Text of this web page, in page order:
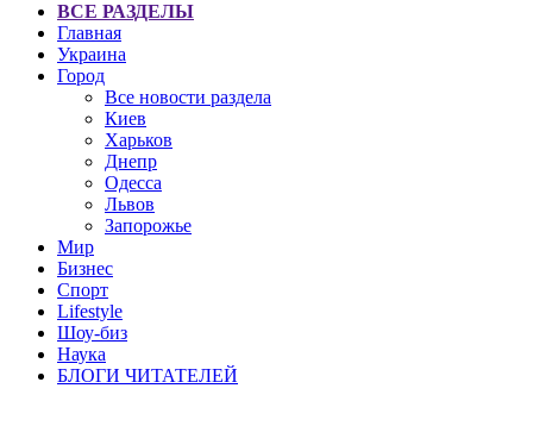
ВСЕ РАЗДЕЛЫ
Главная
Украина
Город
Все новости раздела
Киев
Харьков
Днепр
Одесса
Львов
Запорожье
Мир
Бизнес
Спорт
Lifestyle
Шоу-биз
Наука
БЛОГИ ЧИТАТЕЛЕЙ